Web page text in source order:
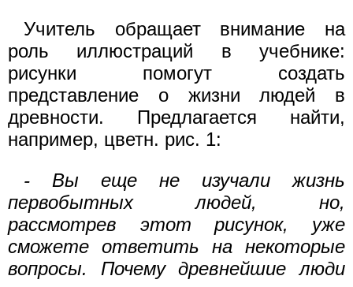
Учитель обращает внимание на
роль иллюстраций в учебнике:
рисунки помогут создать
представление о жизни людей в
древности. Предлагается найти,
например, цветн. рис. 1:
- Вы еще не изучали жизнь
первобытных людей, но,
рассмотрев этот рисунок, уже
сможете ответить на некоторые
вопросы. Почему древнейшие люди